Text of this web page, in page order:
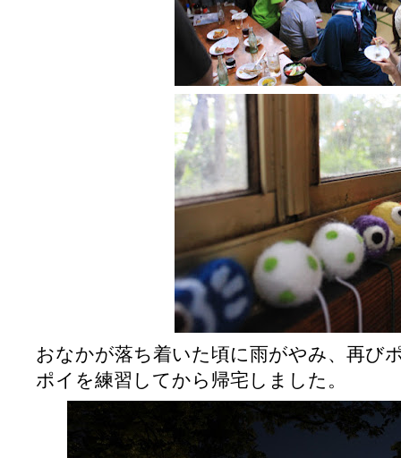
おなかが落ち着いた頃に雨がやみ、再び
ポイを練習してから帰宅しました。